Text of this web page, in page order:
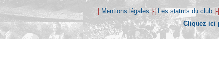
|Mentions légales|-|Les statuts du club
Cliquez ici